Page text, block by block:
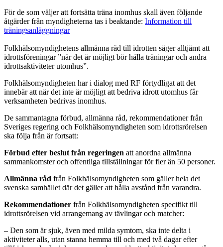
För de som väljer att fortsätta träna inomhus skall även följande
åtgärder från myndigheterna tas i beaktande: Information till
träningsanläggningar
Folkhälsomyndighetens allmänna råd till idrotten säger alltjämt att
idrottsföreningar ”när det är möjligt bör hålla träningar och andra
idrottsaktiviteter utomhus”.
Folkhälsomyndigheten har i dialog med RF förtydligat att det
innebär att när det inte är möjligt att bedriva idrott utomhus får
verksamheten bedrivas inomhus.
De sammantagna förbud, allmänna råd, rekommendationer från
Sveriges regering och Folkhälsomyndigheten som idrottsrörelsen
ska följa från är fortsatt:
Förbud efter beslut från regeringen att anordna allmänna
sammankomster och offentliga tillställningar för fler än 50 personer.
Allmänna råd från Folkhälsomyndigheten som gäller hela det
svenska samhället där det gäller att hålla avstånd från varandra.
Rekommendationer från Folkhälsomyndigheten specifikt till
idrottsrörelsen vid arrangemang av tävlingar och matcher:
– Den som är sjuk, även med milda symtom, ska inte delta i
aktiviteter alls, utan stanna hemma till och med två dagar efter